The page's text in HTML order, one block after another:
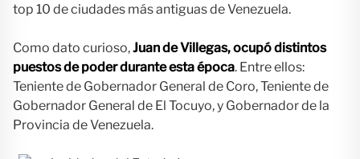
top 10 de ciudades más antiguas de Venezuela.
Como dato curioso,Juan de Villegas, ocupó distintos
puestos de poder durante esta época. Entre ellos:
Teniente de Gobernador General de Coro, Teniente de
Gobernador General de El Tocuyo, y Gobernador de la
Provincia de Venezuela.